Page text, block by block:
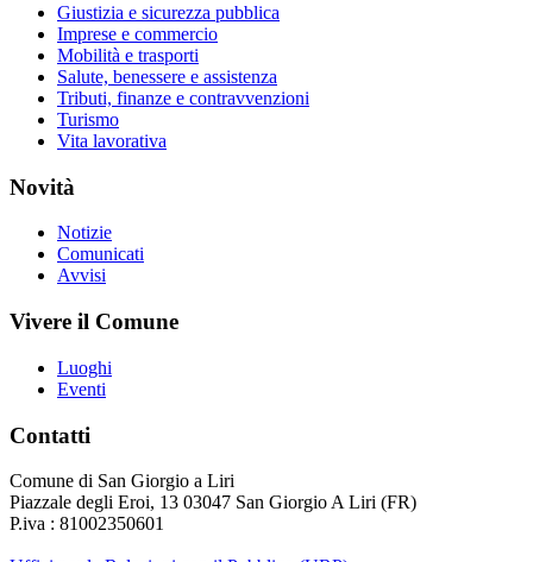
Giustizia e sicurezza pubblica
Imprese e commercio
Mobilità e trasporti
Salute, benessere e assistenza
Tributi, finanze e contravvenzioni
Turismo
Vita lavorativa
Novità
Notizie
Comunicati
Avvisi
Vivere il Comune
Luoghi
Eventi
Contatti
Comune di San Giorgio a Liri
Piazzale degli Eroi, 13 03047 San Giorgio A Liri (FR)
P.iva : 81002350601